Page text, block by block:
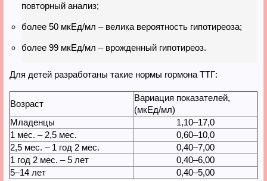
повторный анализ;
более 50 мкЕд/мл – велика вероятность гипотиреоза;
более 99 мкЕд/мл – врожденный гипотиреоз.
Для детей разработаны такие нормы гормона ТТГ:
Возраст
Вариация показателей,
(мкЕд/мл)
Младенцы
1,10–17,0
1 мес. – 2,5 мес.
0,60–10,0
2,5 мес. – 1 год 2 мес.
0,40–7,00
1 год 2 мес. – 5 лет
0,40–6,00
5–14 лет
0,40–5,00